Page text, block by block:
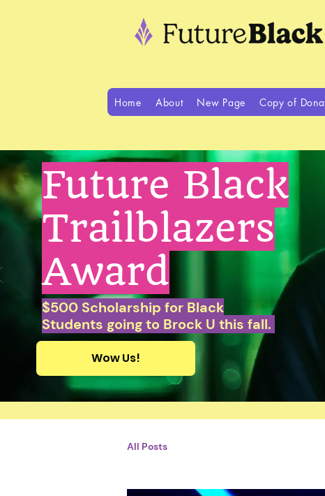
Home About New Page Copy of
Future Black
Trailblazers
Award
$500 Scholarship for Black
Students going to Brock U this fall.
Wow Us!
All Posts